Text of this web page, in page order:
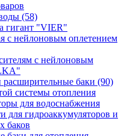
(58)
гигант "VIER"
с нейлоновым оплетением
с нейлоновым
баки (90)
системы отопления
для водоснабжения
для гидроаккумуляторов и
баков